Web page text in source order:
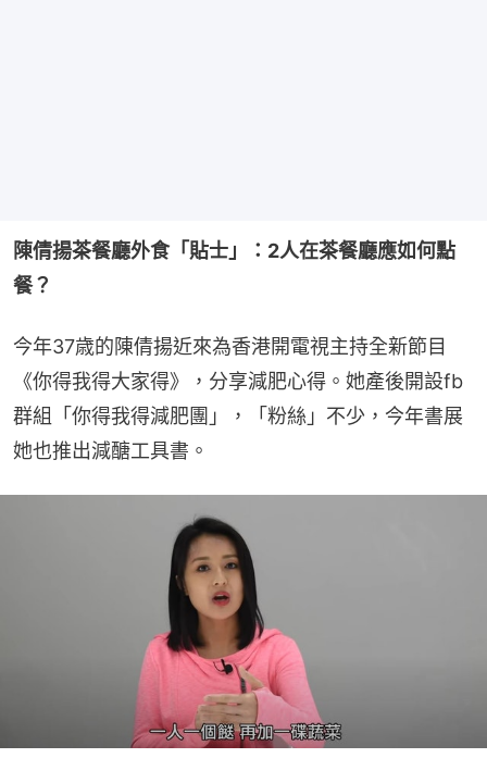
陳倩揚茶餐廳外食「貼士」：2人在茶餐廳應如何點
餐？
今年37歳的陳倩揚近來為香港開電視主持全新節目
《你得我得大家得》，分享減肥心得。她產後開設fb
群組「你得我得減肥團」，「粉絲」不少，今年書展
她也推出減醣工具書。